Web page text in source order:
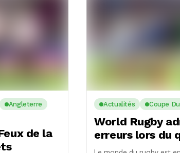
Angleterre
de la
Actualités Coupe
World Rugby
erreurs lors du